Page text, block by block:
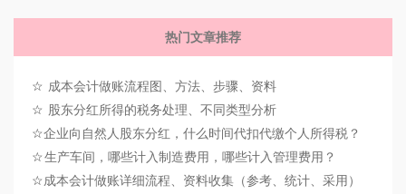
热门文章推荐
☆ 成本会计做账流程图、方法、步骤、资料
☆ 股东分红所得的税务处理、不同类型分析
☆企业向自然人股东分红，什么时间代扣代缴个人所得税？
☆生产车间，哪些计入制造费用，哪些计入管理费用？
☆成本会计做账详细流程、资料收集（参考、统计、采用）